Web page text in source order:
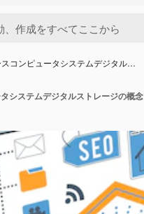
コンピュータシステムデジタル…
システムデジタルストレージの概念